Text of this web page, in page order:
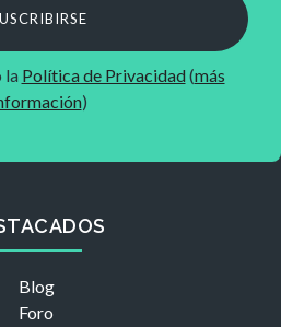
la Política de Privacidad(más
)
Blog
Foro